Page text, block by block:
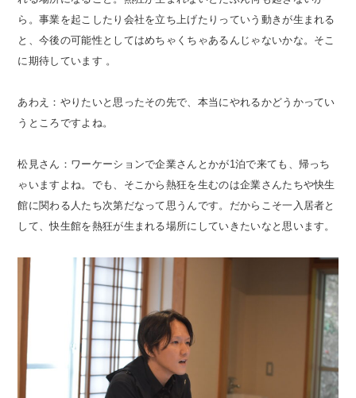
ら。事業を起こしたり会社を立ち上げたりっていう動きが生まれる
と、今後の可能性としてはめちゃくちゃあるんじゃないかな。そこ
に期待しています 。
あわえ：やりたいと思ったその先で、本当にやれるかどうかってい
うところですよね。
松見さん：ワーケーションで企業さんとかが1泊で来ても、帰っち
ゃいますよね。でも、そこから熱狂を生むのは企業さんたちや快生
館に関わる人たち次第だなって思うんです。だからこそ一入居者と
して、快生館を熱狂が生まれる場所にしていきたいなと思います。